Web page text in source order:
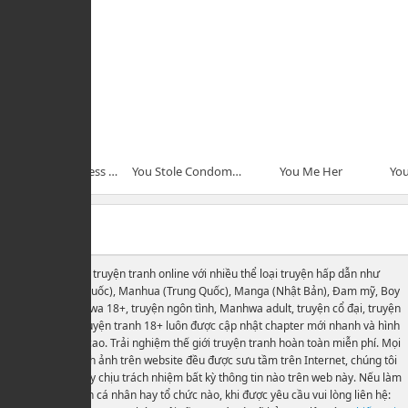
You`ll Cum in Less Than a Minute! You Stole Condoms, so I Can Steal Your Virginity, You Me Her
Website đọc truyện tranh online với nhiều thể loại truyện hấp dẫn như
Manhwa (Hàn Quốc), Manhua (Trung Quốc), Manga (Nhật Bản), Đam mỹ, Boy
love, Yaoi, manhwa 18+, truyện ngôn tình, Manhwa adult, truyện cổ đại, truyện
xuyên không, truyện tranh 18+ luôn được cập nhật chapter mới nhanh và hình
ảnh chất lượng cao. Trải nghiệm thế giới truyện tranh hoàn toàn miễn phí. Mọi
thông tin và hình ảnh trên website đều được sưu tầm trên Internet, chúng tôi
không sở hữu hay chịu trách nhiệm bất kỳ thông tin nào trên web này. Nếu làm
ảnh hưởng đến cá nhân hay tổ chức nào, khi được yêu cầu vui lòng liên hệ: